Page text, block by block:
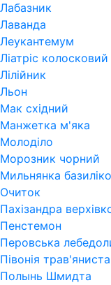
Лабазник
Лаванда
Леукантемум
Ліатріс колосковий
Лілійник
Льон
Мак східний
Манжетка м'яка
Молоділо
Морозник чорний
Мильнянка
Очиток
Пахізандра
Пенстемон
Перовська
Півонія трав'яниста
Полынь Шмидта